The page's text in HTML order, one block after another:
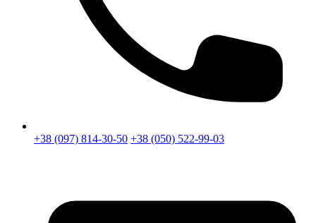
+38 (097) 814-30-50 +38 (050) 522-99-03